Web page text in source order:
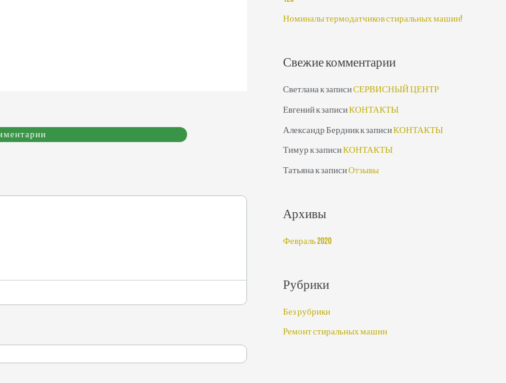
:Номиналы термодатчиков стиральных машин!
Свежие комментарии
Светланак записиСЕРВИСНЫЙ ЦЕНТР
Евгенийк записиКОНТАКТЫ
Александр Бердникк записиКОНТАКТЫ
Тимурк записиКОНТАКТЫ
Татьянак записиОтзывы
Архивы
Февраль 2020
Рубрики
Без рубрики
Ремонт стиральных машин